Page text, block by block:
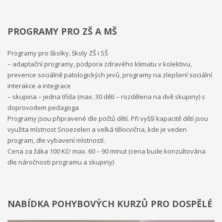
Just grow up - Výměna mládeže
a traning course
uplatnění mládeže na trhu práce, sebepoznání mládeže,
možnosti rozvoje mládeže pro lepší uplatnění na trhu práce v
rámci jednotlivých zemí a EU, interkulturní dialog, zlepšení
kvality služeb při práci s mládeží a mezinárodní spolupráce
organizací působících v oblasti mládeže.
dvou fázích. V první fázi proběhla výměna třiceti účastníků, kteří
jsou nezaměstnaní nebo ohroženi nezaměstnaností. Během
Také jsme hledali další možnosti profesního uplatnění
PROGRAMY PRO ZŠ A MŠ
Programy pro školky, školy ZŠ i SŠ
– adaptační programy, podpora zdravého klimatu v kolektivu,
prevence sociálně patologických jevů, programy na zlepšení sociální
interakce a integrace
– skupina – jedna třída (max. 30 dětí – rozdělena na dvě skupiny) s
doprovodem pedagoga
Programy jsou připravené dle počtů dětí. Při vyšší kapacitě dětí jsou
využita místnost Snoezelen a velká tělocvična, kde je veden
program, dle vybavení místností.
Cena za žáka 100 Kč/ max. 60 – 90 minut (cena bude konzultována
dle náročnosti programu a skupiny)
NABÍDKA POHYBOVÝCH KURZŮ PRO DOSPĚLÉ